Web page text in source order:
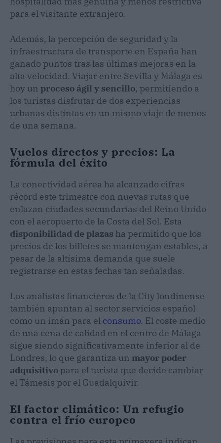
para el visitante extranjero.
Además, la percepción de seguridad y la
infraestructura de transporte en España han
ganado puntos tras las últimas mejoras en la
alta velocidad. Viajar entre Sevilla y Málaga es
hoy un proceso ágil y sencillo, permitiendo a
los turistas disfrutar de dos experiencias
urbanas distintas en un mismo viaje de menos
de una semana.
Vuelos directos y precios: La
fórmula del éxito
La conectividad aérea ha alcanzado cifras
récord este trimestre con nuevas rutas que
enlazan ciudades secundarias del Reino Unido
con el aeropuerto de la Costa del Sol. Esta
disponibilidad de plazas ha permitido que los
precios de los billetes se mantengan estables, a
pesar de la altísima demanda que suele
registrarse en estas fechas tan señaladas.
Los analistas financieros de la City londinense
también apuntan al sector servicios español
como un imán para el consumo. El coste medio
de una cena de calidad en el centro de Málaga
sigue siendo significativamente inferior al de
Londres, lo que garantiza un mayor poder
adquisitivo para el turista que decide cambiar
el Támesis por el Guadalquivir.
El factor climático: Un refugio
contra el frío europeo